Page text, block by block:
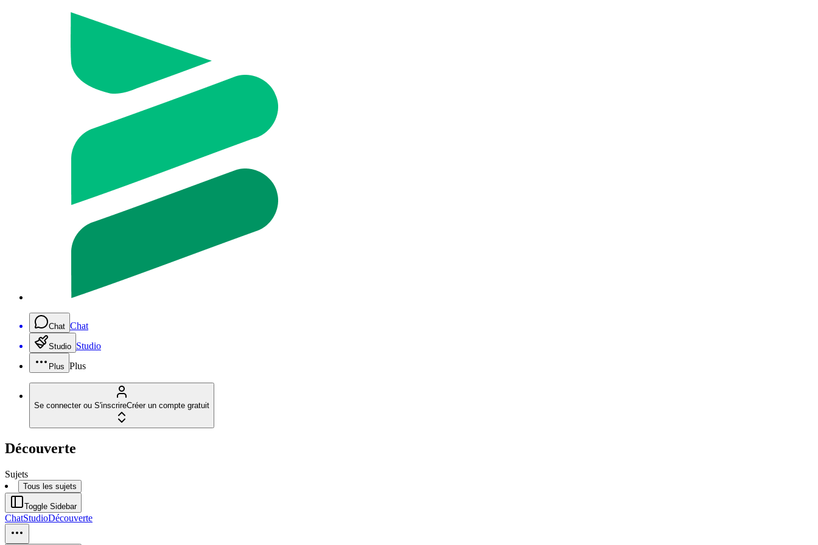
Chat Chat
Studio Studio
Plus Plus
Se connecter ou S'inscrireCréer un compte gratuit
Découverte
Sujets
Tous les sujets
Toggle Sidebar
ChatStudioDécouverte